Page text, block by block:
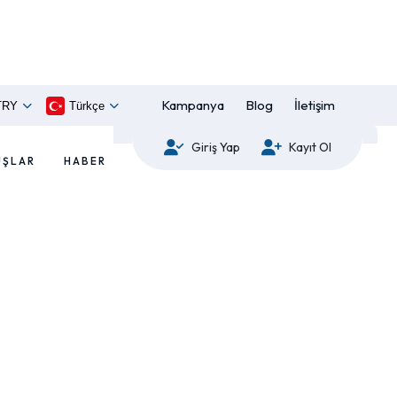
Türkçe Kampanya Blog İletişim
HABER
Giriş Yap Kayıt Ol